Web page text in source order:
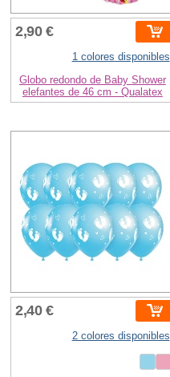
2,90 €
1 colores disponibles
Globo redondo de Baby Shower
elefantes de 46 cm - Qualatex
2,40 €
2 colores disponibles